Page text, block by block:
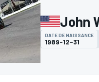
John
DATE DE NAISSANCE
1989-12-31